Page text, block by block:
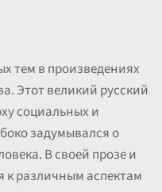
тем в произведениях
Этот великий русский
социальных и
задумывался о
В своей прозе и
к различным аспектам